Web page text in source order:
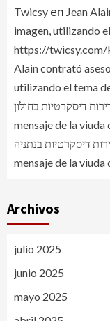
Twicsy en Jean
imagen, utilizando
https://
Alain contrató
utilizando el tema
mensaje de la viuda
mensaje de la viuda
Archivos
julio 2025
junio 2025
mayo 2025